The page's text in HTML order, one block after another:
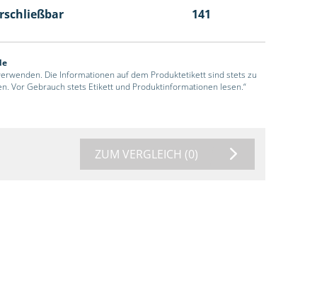
141
Die Informationen auf dem Produktetikett sind stets zu
Vor Gebrauch stets Etikett und Produktinformationen lesen.“
ZUM VERGLEICH (0)